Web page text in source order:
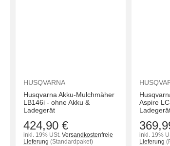
HUSQVARNA
Husqvarna Akku-Mulchmäher
LB146i - ohne Akku &
Ladegerät
424,90 €
inkl. 19% USt. Versandkostenfreie
Lieferung (Standardpaket)
Aspire
inkl. 19%
Lieferung